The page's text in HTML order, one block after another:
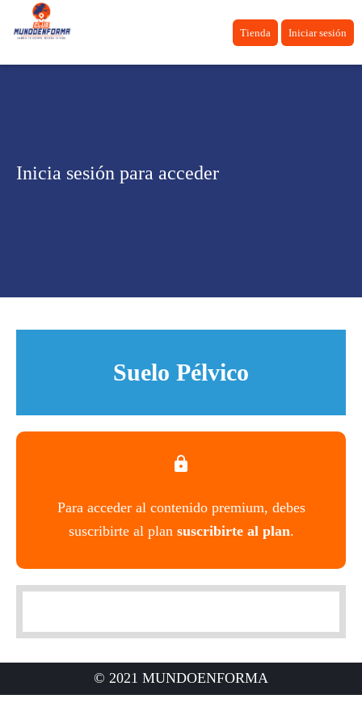
Tienda Iniciar sesión
Inicia sesión para acceder
Suelo Pélvico
Para acceder al contenido premium, debes
suscribirte al plan suscribirte al plan.
© 2021 MUNDOENFORMA